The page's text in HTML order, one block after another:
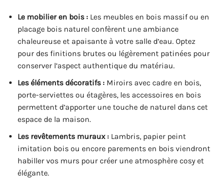
Le mobilier en bois :Les meubles en bois massif ou en
placage bois naturel confèrent une ambiance
chaleureuse et apaisante à votre salle d’eau. Optez
pour des finitions brutes ou légèrement patinées pour
conserver l’aspect authentique du matériau.
Les éléments décoratifs :Miroirs avec cadre en bois,
porte-serviettes ou étagères, les accessoires en bois
permettent d’apporter une touche de naturel dans cet
espace de la maison.
Les revêtements muraux :Lambris, papier peint
imitation bois ou encore parements en bois viendront
habiller vos murs pour créer une atmosphère cosy et
élégante.